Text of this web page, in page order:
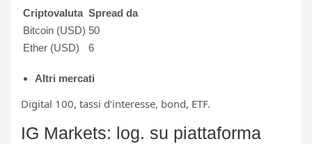
Criptovaluta Spread da
Bitcoin (USD) 50
Ether (USD)
6
Altri mercati
Digital 100, tassi d’interesse, bond, ETF.
IG Markets: log. su piattaforma